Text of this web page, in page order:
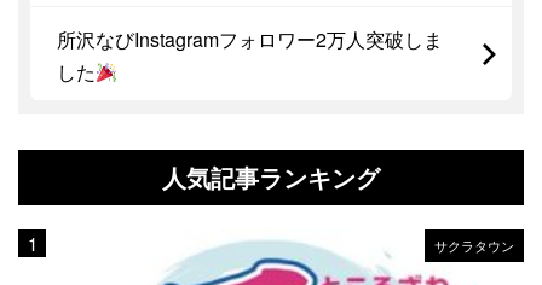
所沢なびInstagramフォロワー2万人突破しま
した
人気記事ランキング
サクラタウン